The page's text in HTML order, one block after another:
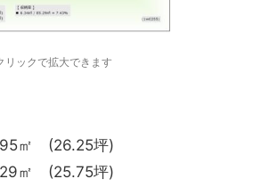
リックで拡大できます
㎡ (26.25坪)
㎡ (25.75坪)